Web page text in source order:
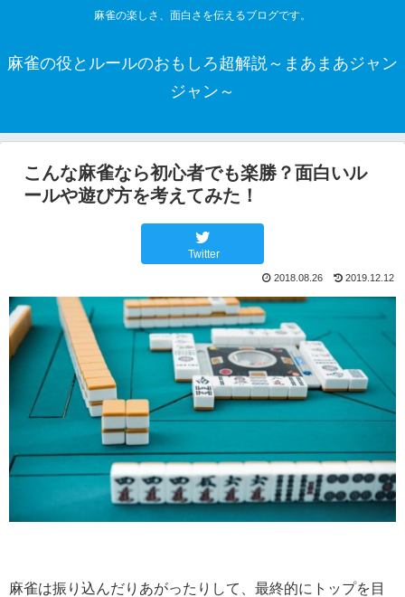
麻雀の楽しさ、面白さを伝えるブログです。
麻雀の役とルールのおもしろ超解説～まあまあジャン
ジャン～
こんな麻雀なら初心者でも楽勝？面白いル
ールや遊び方を考えてみた！
Twitter
2018.08.26 2019.12.12
麻雀は振り込んだりあがったりして、最終的にトップを目